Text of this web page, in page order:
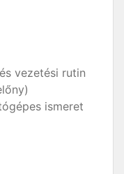
vezetési rutin
ismeret